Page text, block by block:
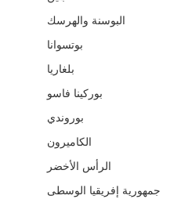
البوسنة والهرسك
بوتسوانا
بلغاريا
بوركينا فاسو
بوروندي
الكاميرون
الرأس الأخضر
جمهورية إفريقيا الوسطى